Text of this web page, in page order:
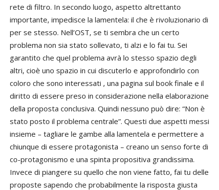
rete di filtro. In secondo luogo, aspetto altrettanto
importante, impedisce la lamentela: il che è rivoluzionario di
per se stesso. Nell’OST, se ti sembra che un certo
problema non sia stato sollevato, ti alzi e lo fai tu. Sei
garantito che quel problema avrà lo stesso spazio degli
altri, cioè uno spazio in cui discuterlo e approfondirlo con
coloro che sono interessati , una pagina sul book finale e il
diritto di essere preso in considerazione nella elaborazione
della proposta conclusiva. Quindi nessuno può dire: “Non è
stato posto il problema centrale”. Questi due aspetti messi
insieme – tagliare le gambe alla lamentela e permettere a
chiunque di essere protagonista – creano un senso forte di
co-protagonismo e una spinta propositiva grandissima.
Invece di piangere su quello che non viene fatto, fai tu delle
proposte sapendo che probabilmente la risposta giusta